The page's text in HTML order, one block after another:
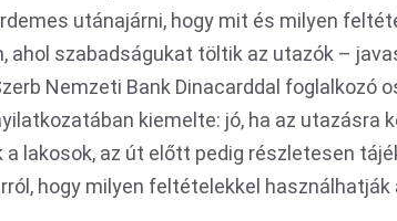
utánajárni, hogy mit és milyen
ahol szabadságukat töltik az utazók –
Nemzeti Bank Dinacarddal foglalkozó
kiemelte: jó, ha az utazásra
a lakosok, az út előtt pedig részletesen
hogy milyen feltételekkel